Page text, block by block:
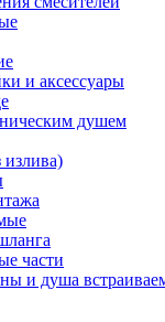
и аксессуары
душем
излива)
части
и душа